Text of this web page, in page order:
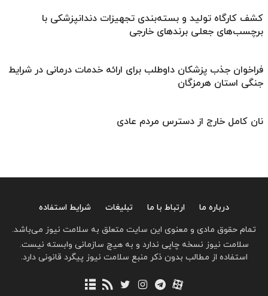
کشف کارگاه تولید و بسته‌بندی تجهیزات دندانپزشکی با
برچسب‌های جعلی برندهای خارجی
فراخوان جذب پزشکان داوطلب برای ارائه خدمات درمانی در شرایط
جنگی استان هرمزگان
نان کامل خارج از دسترس مردم عادی
درباره ما ارتباط با ما تبلیغات
شرایط استفاده
تمام حقوق مادی و معنوی این سایت متعلق به سلامت نیوز می‌باشد.
سلامت نیوز نسخه چاپی ندارد و به هیچ سازمانی وابسته نیست.
استفاده از مطالب بدون ذکر منبع سلامت نیوز پیگرد قانونی دارد.